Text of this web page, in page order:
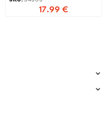
17.99 €